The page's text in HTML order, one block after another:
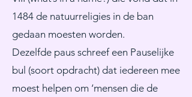
1484 de natuurreligies in de ban
gedaan moesten worden.
Dezelfde paus schreef een Pauselijke
bul (soort opdracht) dat iedereen mee
moest helpen om ‘mensen die de